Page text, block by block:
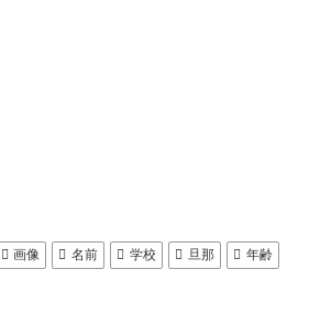
画像 名前 学校 旦那
年齢